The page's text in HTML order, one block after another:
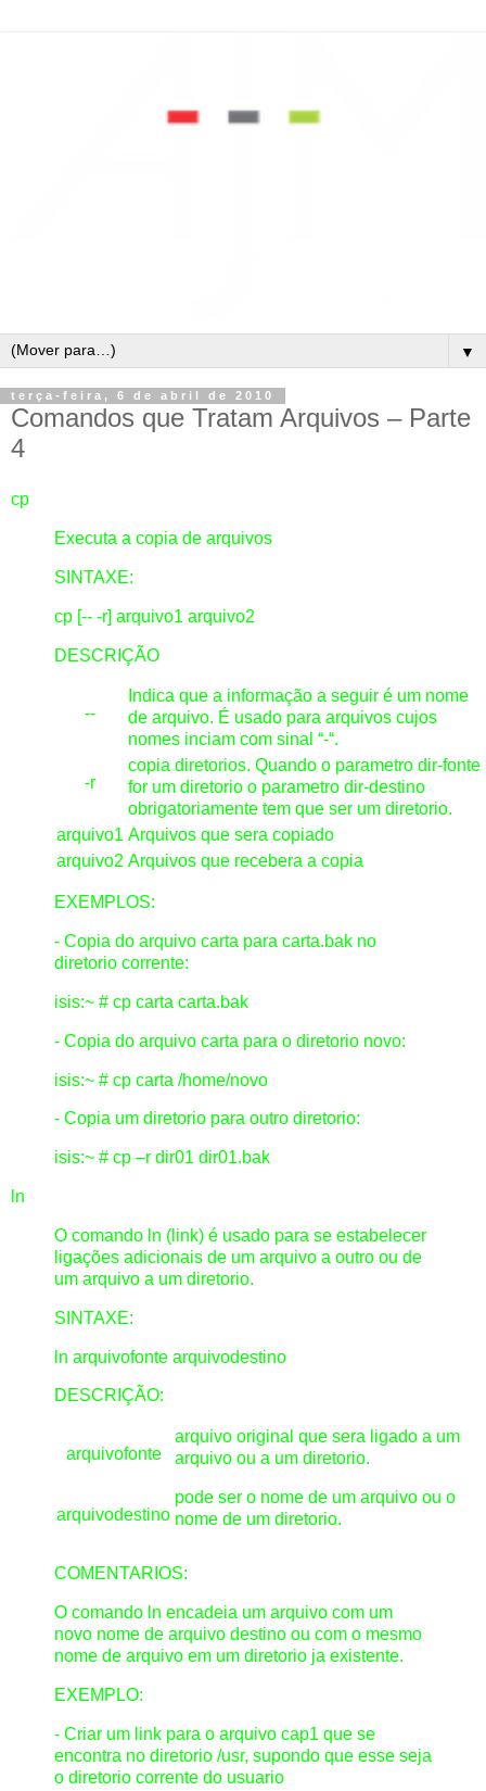
▼
terça-feira, 6 de abril de 2010
Comandos que Tratam Arquivos – Parte
4
cp
Executa a copia de arquivos
SINTAXE:
cp [-- -r] arquivo1 arquivo2
DESCRIÇÃO
--
Indica que a informação a seguir é um nome
de arquivo. É usado para arquivos cujos
nomes inciam com sinal “-“.
-r
copia diretorios. Quando o parametro dir-fonte
for um diretorio o parametro dir-destino
obrigatoriamente tem que ser um diretorio.
arquivo1 Arquivos que sera copiado
arquivo2 Arquivos que recebera a copia
EXEMPLOS:
- Copia do arquivo carta para carta.bak no
diretorio corrente:
isis:~ # cp carta carta.bak
- Copia do arquivo carta para o diretorio novo:
isis:~ # cp carta /home/novo
- Copia um diretorio para outro diretorio:
isis:~ # cp –r dir01 dir01.bak
ln
O comando ln (link) é usado para se estabelecer
ligações adicionais de um arquivo a outro ou de
um arquivo a um diretorio.
SINTAXE:
ln arquivofonte arquivodestino
DESCRIÇÃO:
arquivofonte
arquivo original que sera ligado a um
arquivo ou a um diretorio.
arquivodestino
pode ser o nome de um arquivo ou o
nome de um diretorio.
COMENTARIOS:
O comando ln encadeia um arquivo com um
novo nome de arquivo destino ou com o mesmo
nome de arquivo em um diretorio ja existente.
EXEMPLO:
- Criar um link para o arquivo cap1 que se
encontra no diretorio /usr, supondo que esse seja
o diretorio corrente do usuario